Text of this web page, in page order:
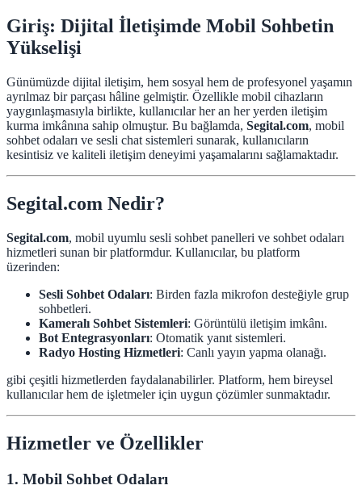
Giriş: Dijital İletişimde Mobil Sohbetin
Yükselişi
Günümüzde dijital iletişim, hem sosyal hem de profesyonel yaşamın
ayrılmaz bir parçası hâline gelmiştir. Özellikle mobil cihazların
yaygınlaşmasıyla birlikte, kullanıcılar her an her yerden iletişim
kurma imkânına sahip olmuştur. Bu bağlamda, Segital.com, mobil
sohbet odaları ve sesli chat sistemleri sunarak, kullanıcıların
kesintisiz ve kaliteli iletişim deneyimi yaşamalarını sağlamaktadır.
Segital.com Nedir?
Segital.com, mobil uyumlu sesli sohbet panelleri ve sohbet odaları
hizmetleri sunan bir platformdur. Kullanıcılar, bu platform
üzerinden:
Sesli Sohbet Odaları: Birden fazla mikrofon desteğiyle grup
sohbetleri.
Kameralı Sohbet Sistemleri: Görüntülü iletişim imkânı.
Bot Entegrasyonları: Otomatik yanıt sistemleri.
Radyo Hosting Hizmetleri: Canlı yayın yapma olanağı.
gibi çeşitli hizmetlerden faydalanabilirler. Platform, hem bireysel
kullanıcılar hem de işletmeler için uygun çözümler sunmaktadır.
Hizmetler ve Özellikler
1. Mobil Sohbet Odaları